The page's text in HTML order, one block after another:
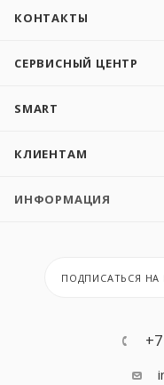
КОНТАКТЫ
СЕРВИСНЫЙ ЦЕНТР
SMART
КЛИЕНТАМ
ИНФОРМАЦИЯ
ПОДПИСАТЬСЯ НА